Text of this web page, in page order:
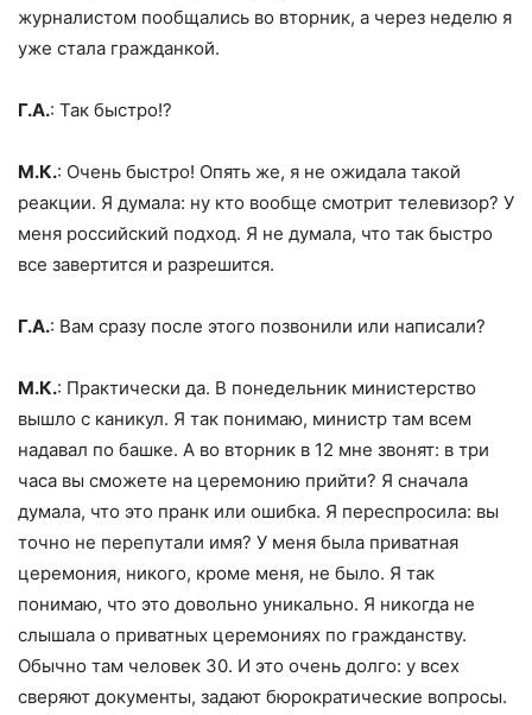
журналистом пообщались во вторник, а через неделю я
уже стала гражданкой.
Г.А.: Так быстро!?
М.К.: Очень быстро! Опять же, я не ожидала такой
реакции. Я думала: ну кто вообще смотрит телевизор? У
меня российский подход. Я не думала, что так быстро
все завертится и разрешится.
Г.А.: Вам сразу после этого позвонили или написали?
М.К.: Практически да. В понедельник министерство
вышло с каникул. Я так понимаю, министр там всем
надавал по башке. А во вторник в 12 мне звонят: в три
часа вы сможете на церемонию прийти? Я сначала
думала, что это пранк или ошибка. Я переспросила: вы
точно не перепутали имя? У меня была приватная
церемония, никого, кроме меня, не было. Я так
понимаю, что это довольно уникально. Я никогда не
слышала о приватных церемониях по гражданству.
Обычно там человек 30. И это очень долго: у всех
сверяют документы, задают бюрократические вопросы.